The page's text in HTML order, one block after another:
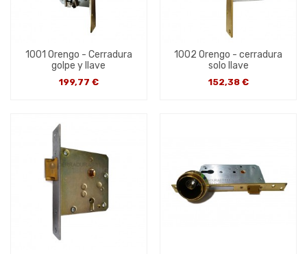
1001 Orengo - Cerradura
golpe y llave
199,77 €
1002 Orengo - cerradura
solo llave
152,38 €